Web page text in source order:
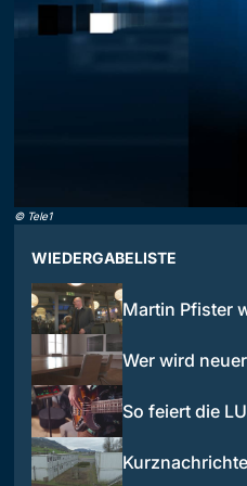
© Tele1
WIEDERGABELISTE
Martin Pfister
Wer wird
So feiert die